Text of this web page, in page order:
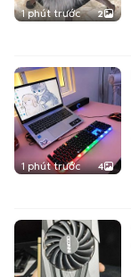
1 phút trước 2
1 phút trước 4